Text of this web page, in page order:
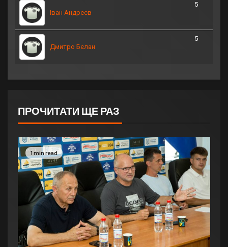
Іван Андреєв
5
Дмитро Бєлан
5
ПРОЧИТАТИ ЩЕ РАЗ
1 min read